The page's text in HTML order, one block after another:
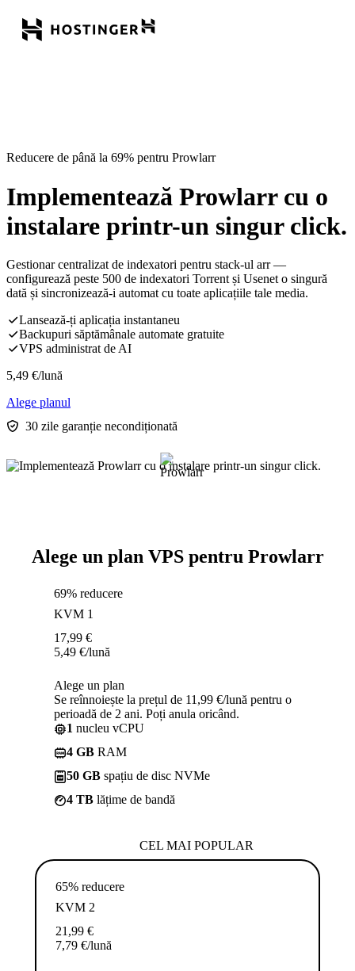
Reducere de până la 69% pentru Prowlarr
Implementează Prowlarr cu o
instalare printr-un singur click.
Gestionar centralizat de indexatori pentru stack-ul arr —
configurează peste 500 de indexatori Torrent și Usenet o singură
dată și sincronizează-i automat cu toate aplicațiile tale media.
Lansează-ți aplicația instantaneu
Backupuri săptămânale automate gratuite
VPS administrat de AI
5,49 €/lună
Alege planul
30 zile garanție necondiționată
Alege un plan VPS pentru Prowlarr
69% reducere
KVM 1
17,99 €
5,49 €/lună
Alege un plan
Se reînnoiește la prețul de 11,99 €/lună pentru o
perioadă de 2 ani. Poți anula oricând.
1 nucleu vCPU
4 GB RAM
50 GB spațiu de disc NVMe
4 TB lățime de bandă
CEL MAI POPULAR
65% reducere
KVM 2
21,99 €
7,79 €/lună